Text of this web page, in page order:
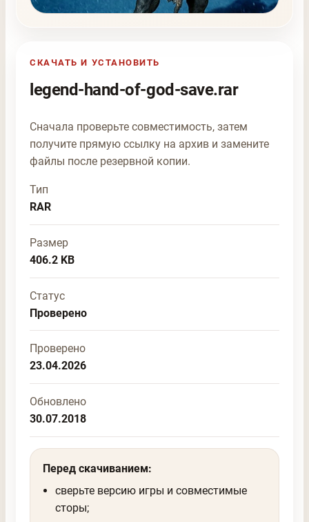
СКАЧАТЬ И УСТАНОВИТЬ
legend-hand-of-god-save.rar
Сначала проверьте совместимость, затем
получите прямую ссылку на архив и замените
файлы после резервной копии.
Тип
RAR
Размер
406.2 KB
Статус
Проверено
Проверено
23.04.2026
Обновлено
30.07.2018
Перед скачиванием:
сверьте версию игры и совместимые
сторы;